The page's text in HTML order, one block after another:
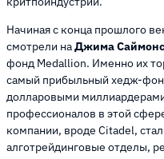
Начиная с конца прошлого
смотрели наДжима
фонд Medallion. Именно их
самый прибыльный хедж-
долларовыми
профессионалов в этой
компании, вроде Citadel,
алготрейдинговые отделы,